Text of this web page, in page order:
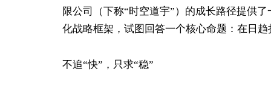
限公司（下称“时空道宇”）的成长路径提供
化战略框架，试图回答一个核心命题：在日
不追“快”，只求“稳”